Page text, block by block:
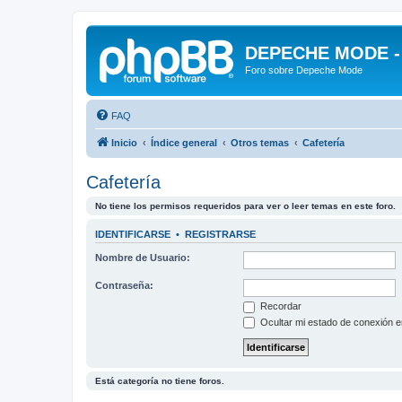
DEPECHE MODE
Foro sobre Depeche Mode
FAQ
Inicio Índice general Otros temas Cafetería
Cafetería
No tiene los permisos requeridos para ver o leer temas en este foro.
IDENTIFICARSE • REGISTRARSE
Nombre de Usuario:
Contraseña:
Recordar
Ocultar mi estado de conexión
Está categoría no tiene foros.